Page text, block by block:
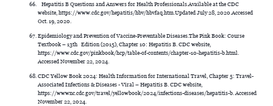
Hepatitis B Questions and Answers for Health Professionals.Available at the CDC
website, https://www.cdc.gov/hepatitis/hbv/hbvfaq.htm.Updated July 28, 2020.Accessed
Oct. 19, 2020.
Epidemiology and Prevention of Vaccine-Preventable Diseases.The Pink Book: Course
Textbook – 13th Edition (2015), Chapter 10: Hepatitis B. CDC website,
https://www.cdc.gov/pinkbook/hcp/table-of-contents/chapter-10-hepatitis-b.html.
Accessed November 22, 2024.
CDC Yellow Book 2024: Health Information for International Travel, Chapter 5: Travel-
Associated Infections & Diseases - Viral – Hepatitis B. CDC website,
https://wwwnc.cdc.gov/travel/yellowbook/2024/infections-diseases/hepatitis-b. Accessed
November 22, 2024.